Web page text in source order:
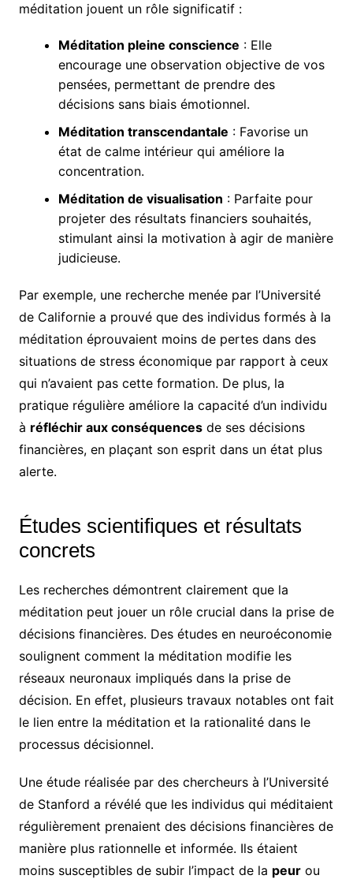
méditation jouent un rôle significatif :
Méditation pleine conscience : Elle
encourage une observation objective de vos
pensées, permettant de prendre des
décisions sans biais émotionnel.
Méditation transcendantale : Favorise un
état de calme intérieur qui améliore la
concentration.
Méditation de visualisation : Parfaite pour
projeter des résultats financiers souhaités,
stimulant ainsi la motivation à agir de manière
judicieuse.
Par exemple, une recherche menée par l’Université
de Californie a prouvé que des individus formés à la
méditation éprouvaient moins de pertes dans des
situations de stress économique par rapport à ceux
qui n’avaient pas cette formation. De plus, la
pratique régulière améliore la capacité d’un individu
à réfléchir aux conséquencesde ses décisions
financières, en plaçant son esprit dans un état plus
alerte.
Études scientifiques et résultats
concrets
Les recherches démontrent clairement que la
méditation peut jouer un rôle crucial dans la prise de
décisions financières. Des études en neuroéconomie
soulignent comment la méditation modifie les
réseaux neuronaux impliqués dans la prise de
décision. En effet, plusieurs travaux notables ont fait
le lien entre la méditation et la rationalité dans le
processus décisionnel.
Une étude réalisée par des chercheurs à l’Université
de Stanford a révélé que les individus qui méditaient
régulièrement prenaient des décisions financières de
manière plus rationnelle et informée. Ils étaient
moins susceptibles de subir l’impact de la peurou